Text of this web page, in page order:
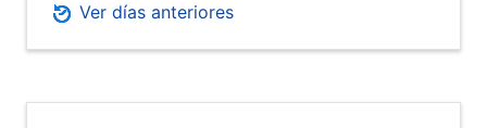
Ver días anteriores